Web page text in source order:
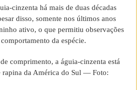
cinzenta há mais de duas décadas
disso, somente nos últimos anos
ativo, o que permitiu observações
da espécie.
comprimento, a águia-cinzenta está
rapina da América do Sul — Foto: